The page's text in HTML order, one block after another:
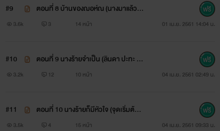
ใครหน้าไหนก็ไม่มีสิทธิ์คิดแย่งเธอไปจากเขาทั้งนั้น มาเฟียหนุ่ม
"ฮื้อๆๆ ฮึก อาฌอห์ณ ฮือ ฝ้าย ฝ้ายจะเป็นของอาฌอห์ณ ฮึก
เป็นของอาฌอห์ณตลอดไป ฝ้ายยอมแล้ว"
เด็กสาวละล่ำละลักเอ่ยปากสัญญากับมาเฟียจ้าวชีิวิตของเธอ
พร้อมน้ำตาไหลนองเต็มใบหน้า หากเลือกได้เธอจะไม่ขอเจอเขา
#9
ตอนที่ 8 บ้านของฌอห์ณ (นางมาแล้ว ลิ
นดา อัมรา)
3.6k 3 14 หน้า 01 เม.ย. 2561 14:04 น.
#10
ตอนที่ 9 นางร้ายจำเป็น (ลินดา ปะทะ ลีล
าวดี)
3.2k 12 10 หน้า 04 เม.ย. 2561 02:49 น.
#11
ตอนที่ 10 นางร้ายก็มีหัวใจ (จุดเริ่มต้นข
องเราสองคน ลินดา X โจนาธาน)
3.5k 4 15 หน้า 04 เม.ย. 2561 09:33 น.